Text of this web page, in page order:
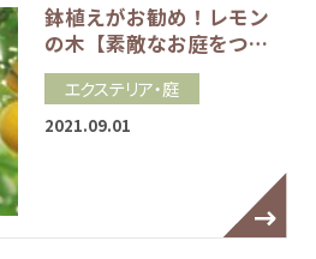
鉢植えがお勧め！レモン
の木【素敵なお庭をつ…
エクステリア・庭
2021.09.01